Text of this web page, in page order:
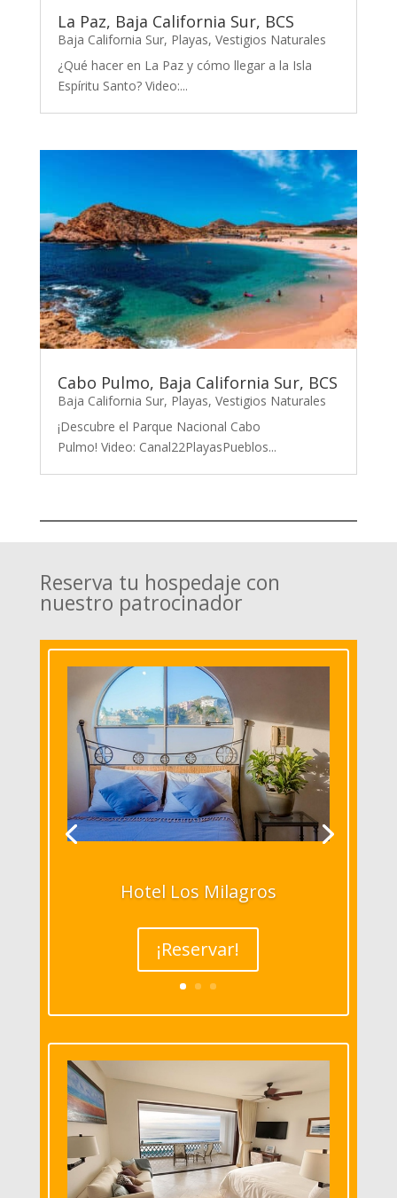
La Paz, Baja California Sur, BCS
Baja California Sur, Playas, Vestigios Naturales
¿Qué hacer en La Paz y cómo llegar a la Isla
Espíritu Santo? Video:...
Cabo Pulmo, Baja California Sur, BCS
Baja California Sur, Playas, Vestigios Naturales
¡Descubre el Parque Nacional Cabo
Pulmo! Video: Canal22PlayasPueblos...
Reserva tu hospedaje con
nuestro patrocinador
Hotel Los Milagros
¡Reservar!